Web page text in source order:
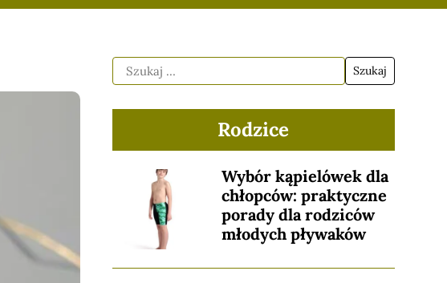
Rodzice
Wybór kąpielówek dla
chłopców: praktyczne
porady dla rodziców
młodych pływaków